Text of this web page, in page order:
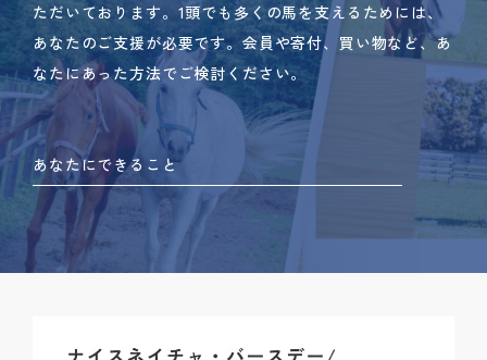
ただいております。 1頭でも多くの馬を支えるためには、
あなたのご支援が必要です。 会員や寄付、買い物など、あ
なたにあった方法でご検討ください。
あなたにできること